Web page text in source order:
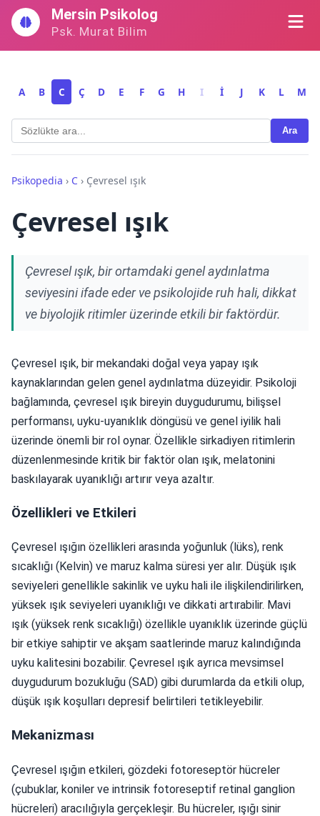
İçeriğe
geç
Mersin Psikolog
Psk. Murat Bilim
A B C Ç D E F G H I İ J K L M
Ara
Psikopedia › C › Çevresel ışık
Çevresel ışık
Çevresel ışık, bir ortamdaki genel aydınlatma
seviyesini ifade eder ve psikolojide ruh hali, dikkat
ve biyolojik ritimler üzerinde etkili bir faktördür.
Çevresel ışık, bir mekandaki doğal veya yapay ışık
kaynaklarından gelen genel aydınlatma düzeyidir. Psikoloji
bağlamında, çevresel ışık bireyin duygudurumu, bilişsel
performansı, uyku-uyanıklık döngüsü ve genel iyilik hali
üzerinde önemli bir rol oynar. Özellikle sirkadiyen ritimlerin
düzenlenmesinde kritik bir faktör olan ışık, melatonini
baskılayarak uyanıklığı artırır veya azaltır.
Özellikleri ve Etkileri
Çevresel ışığın özellikleri arasında yoğunluk (lüks), renk
sıcaklığı (Kelvin) ve maruz kalma süresi yer alır. Düşük ışık
seviyeleri genellikle sakinlik ve uyku hali ile ilişkilendirilirken,
yüksek ışık seviyeleri uyanıklığı ve dikkati artırabilir. Mavi
ışık (yüksek renk sıcaklığı) özellikle uyanıklık üzerinde güçlü
bir etkiye sahiptir ve akşam saatlerinde maruz kalındığında
uyku kalitesini bozabilir. Çevresel ışık ayrıca mevsimsel
duygudurum bozukluğu (SAD) gibi durumlarda da etkili olup,
düşük ışık koşulları depresif belirtileri tetikleyebilir.
Mekanizması
Çevresel ışığın etkileri, gözdeki fotoreseptör hücreler
(çubuklar, koniler ve intrinsik fotoreseptif retinal ganglion
hücreleri) aracılığıyla gerçekleşir. Bu hücreler, ışığı sinir